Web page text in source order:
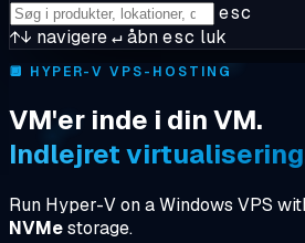
esc
↑↓ navigere↵åbnesc luk
🔲 HYPER-V VPS-HOSTING
VM'er inde i din VM.
Indlejret
Run Hyper-V on a Windows VPS
NVMestorage.